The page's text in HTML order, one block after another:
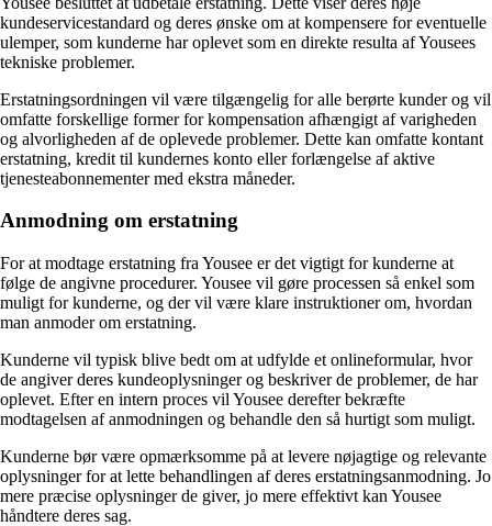
kundeservicestandard og deres ønske om at kompensere for eventuelle
ulemper, som kunderne har oplevet som en direkte resulta af Yousees
tekniske problemer.
Erstatningsordningen vil være tilgængelig for alle berørte kunder og vil
omfatte forskellige former for kompensation afhængigt af varigheden
og alvorligheden af de oplevede problemer. Dette kan omfatte kontant
erstatning, kredit til kundernes konto eller forlængelse af aktive
tjenesteabonnementer med ekstra måneder.
Anmodning om erstatning
For at modtage erstatning fra Yousee er det vigtigt for kunderne at
følge de angivne procedurer. Yousee vil gøre processen så enkel som
muligt for kunderne, og der vil være klare instruktioner om, hvordan
man anmoder om erstatning.
Kunderne vil typisk blive bedt om at udfylde et onlineformular, hvor
de angiver deres kundeoplysninger og beskriver de problemer, de har
oplevet. Efter en intern proces vil Yousee derefter bekræfte
modtagelsen af anmodningen og behandle den så hurtigt som muligt.
Kunderne bør være opmærksomme på at levere nøjagtige og relevante
oplysninger for at lette behandlingen af ​​deres erstatningsanmodning. Jo
mere præcise oplysninger de giver, jo mere effektivt kan Yousee
håndtere deres sag.